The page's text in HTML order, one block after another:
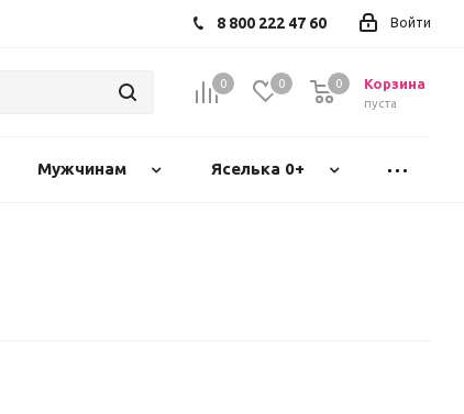
Войти
8 800 222 47 60
0 0 Корзина
пуста
0
Мужчинам Яселька 0+